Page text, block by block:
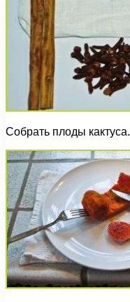
Собрать плоды кактуса.